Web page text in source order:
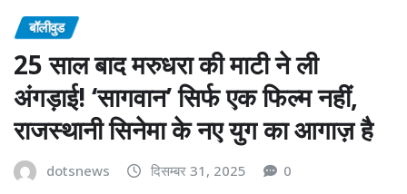
बॉलीवुड
25 साल बाद मरुधरा की माटी ने ली
अंगड़ाई! ‘सागवान’ सिर्फ एक फिल्म नहीं,
राजस्थानी सिनेमा के नए युग का आगाज़ है
dotsnews दिसम्बर 31, 2025 0